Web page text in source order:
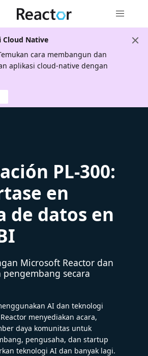
Cloud Native
cara membangun dan
aplikasi cloud-native dengan
PL-300:
en
de datos en
Microsoft Reactor dan
secara
AI dan teknologi
menyediakan acara,
daya komunitas untuk
pengusaha, dan startup
teknologi AI dan banyak lagi.